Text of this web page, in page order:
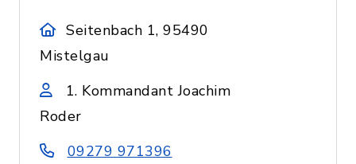
Seitenbach 1, 95490
Mistelgau
1. Kommandant Joachim
Roder
09279 971396